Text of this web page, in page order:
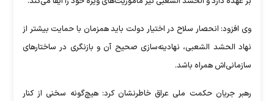
وی افزود: انحصار سلاح در اختیار دولت باید همزمان با حمایت بیشتر از
نهاد الحشد الشعبی، نهادینه‌سازی صحیح آن و بازنگری در ساختارهای
سازمانی‌اش همراه باشد.
رهبر جریان حکمت ملی عراق خاطرنشان کرد: هیچ‌گونه سخنی از کنار